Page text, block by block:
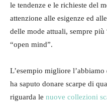
le tendenze e le richieste del
attenzione alle esigenze ed
delle mode attuali, sempre più
“open mind”.
L’esempio migliore
ha saputo donare scarpe di
riguarda le nuove collezioni